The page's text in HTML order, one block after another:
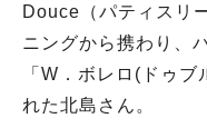
Douce（パティスリ
ニングから携わり、
「W．ボレロ(ドゥ
れた北島さん。